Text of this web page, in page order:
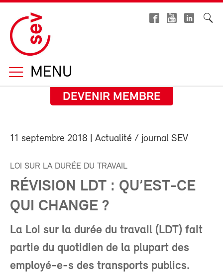
MENU
DEVENIR MEMBRE
11 septembre 2018 | Actualité / journal SEV
LOI SUR LA DURÉE DU TRAVAIL
RÉVISION LDT : QU’EST-CE
QUI CHANGE ?
La Loi sur la durée du travail (LDT) fait
partie du quotidien de la plupart des
employé-e-s des transports publics.